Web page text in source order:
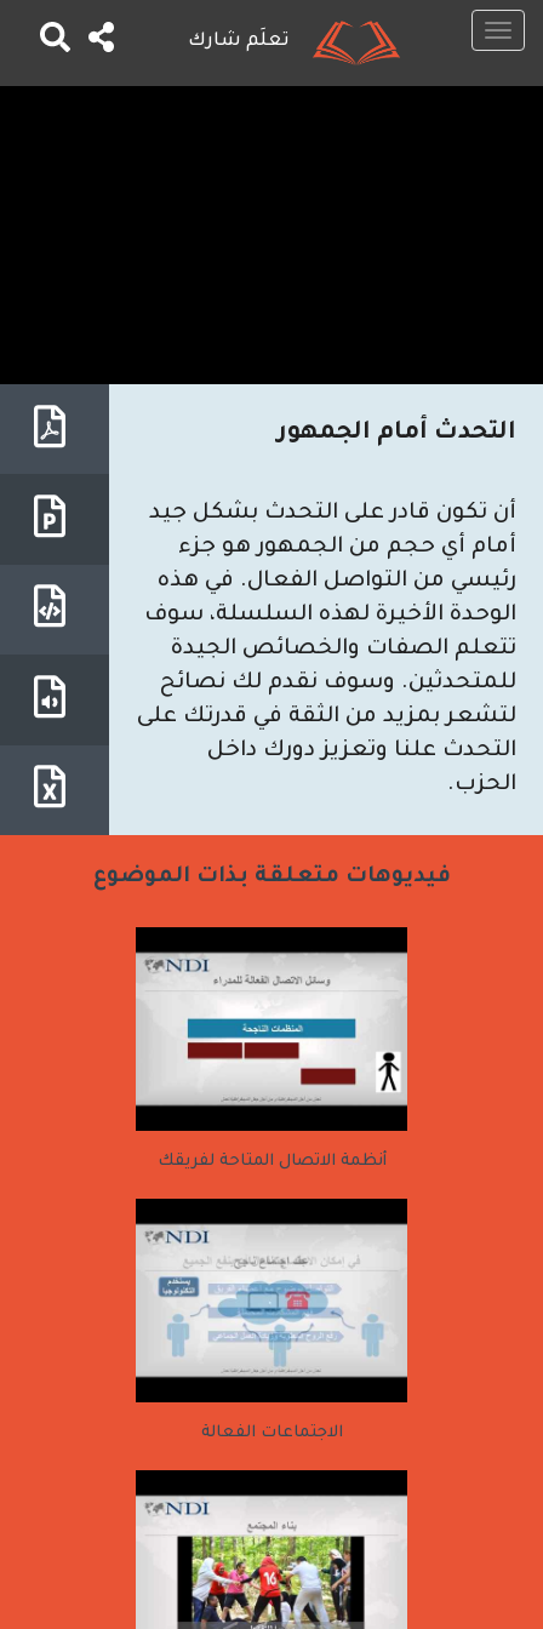
تجاوز
تعلَم شارك
Toggle
التحدث أمام الجمهور
أن تكون قادر على التحدث بشكل جيد
أمام أي حجم من الجمهور هو جزء
رئيسي من التواصل الفعال. في هذه
الوحدة الأخيرة لهذه السلسلة، سوف
تتعلم الصفات والخصائص الجيدة
للمتحدثين. وسوف نقدم لك نصائح
لتشعر بمزيد من الثقة في قدرتك على
التحدث علنا وتعزيز دورك داخل
الحزب.
فيديوهات متعلقة بذات الموضوع
أنظمة الاتصال المتاحة لفريقك
الاجتماعات الفعالة